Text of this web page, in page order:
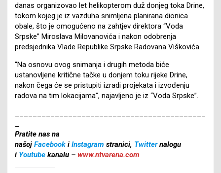
danas organizovao let helikopterom duž donjeg toka Drine,
tokom kojeg je iz vazduha snimljena planirana dionica
obale, što je omogućeno na zahtjev direktora “Voda
Srpske” Miroslava Milovanovića i nakon odobrenja
predsjednika Vlade Republike Srpske Radovana Viškovića.
“Na osnovu ovog snimanja i drugih metoda biće
ustanovljene kritične tačke u donjem toku rijeke Drine,
nakon čega će se pristupiti izradi projekata i izvođenju
radova na tim lokacijama”, najavljeno je iz “Voda Srpske”.
Pratite nas na
našoj Facebook i Instagram stranici, Twitternalogu
i Youtube kanalu – www.ntvarena.com